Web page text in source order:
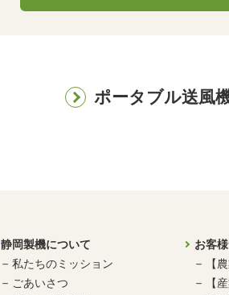
ポータブル送風
静岡製機について
私たちのミッション
ごあいさつ
お客
【
【